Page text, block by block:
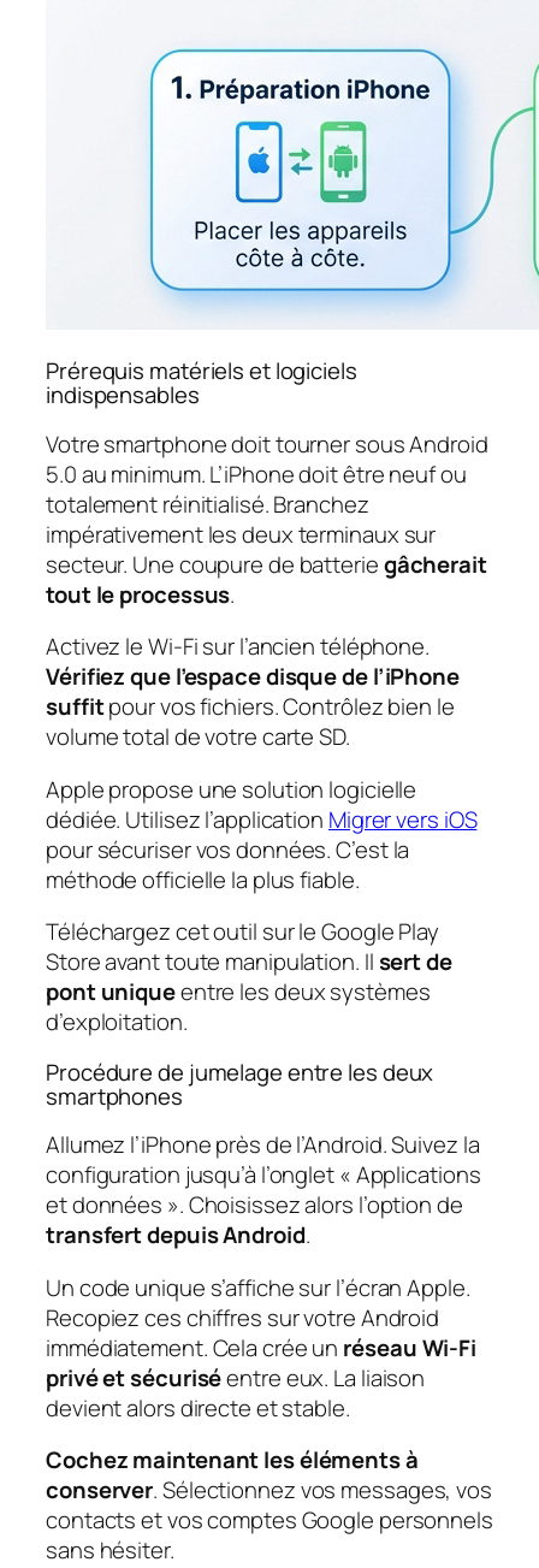
Prérequis matériels et logiciels
indispensables
Votre smartphone doit tourner sous Android
5.0 au minimum. L’iPhone doit être neuf ou
totalement réinitialisé. Branchez
impérativement les deux terminaux sur
secteur. Une coupure de batteriegâcherait
tout le processus.
Activez le Wi-Fi sur l’ancien téléphone.
Vérifiez que l’espace disque de l’iPhone
suffitpour vos fichiers. Contrôlez bien le
volume total de votre carte SD.
Apple propose une solution logicielle
dédiée. Utilisez l’application Migrer vers iOS
pour sécuriser vos données. C’est la
méthode officielle la plus fiable.
Téléchargez cet outil sur le Google Play
Store avant toute manipulation. Ilsert de
pont uniqueentre les deux systèmes
d’exploitation.
Procédure de jumelage entre les deux
smartphones
Allumez l’iPhone près de l’Android. Suivez la
configuration jusqu’à l’onglet « Applications
et données ». Choisissez alors l’option de
transfert depuis Android.
Un code unique s’affiche sur l’écran Apple.
Recopiez ces chiffres sur votre Android
immédiatement. Cela crée un réseau Wi-Fi
privé et sécuriséentre eux. La liaison
devient alors directe et stable.
Cochez maintenant les éléments à
conserver. Sélectionnez vos messages, vos
contacts et vos comptes Google personnels
sans hésiter.